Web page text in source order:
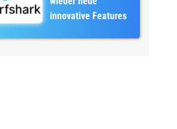
innovative Features